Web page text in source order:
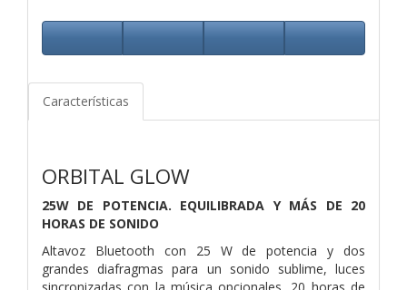
Características
ORBITAL GLOW
25W DE POTENCIA. EQUILIBRADA Y MÁS DE 20
HORAS DE SONIDO
Altavoz Bluetooth con 25 W de potencia y dos
grandes diafragmas para un sonido sublime, luces
sincronizadas con la música opcionales, 20 horas de